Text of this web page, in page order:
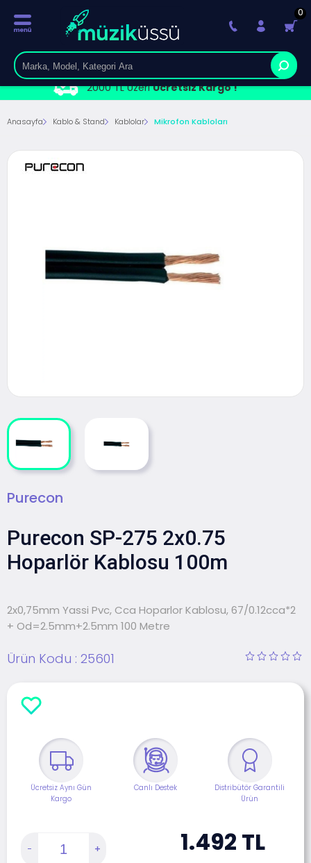
2000 TL ÜzeriÜcretsiz Kargo !
0
Anasayfa Kablo & Stand Kablolar Mikrofon Kabloları
Purecon
Purecon SP-275 2x0.75
Hoparlör Kablosu 100m
2x0,75mm Yassi Pvc, Cca Hoparlor Kablosu, 67/0.12cca*2
+ Od=2.5mm+2.5mm 100 Metre
Ürün Kodu : 25601
Ücretsiz Aynı Gün
Kargo
Canlı Destek
Distribütör Garantili
Ürün
1.492 TL